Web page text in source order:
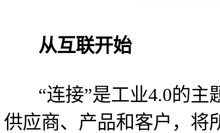
从互联开始
“连接”是工业4.0的
供应商、产品和客户，将